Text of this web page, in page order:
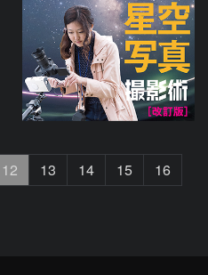
12 13 14 15
16